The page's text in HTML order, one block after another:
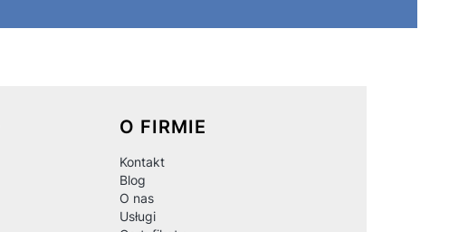
O FIRMIE
Kontakt
Blog
O nas
Usługi